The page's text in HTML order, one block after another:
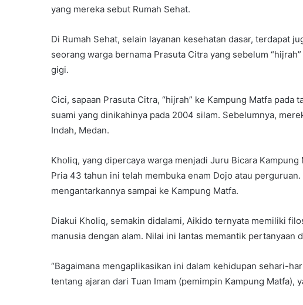
yang mereka sebut Rumah Sehat.
Di Rumah Sehat, selain layanan kesehatan dasar, terdapat
seorang warga bernama Prasuta Citra yang sebelum
gigi.
Cici, sapaan Prasuta Citra, “hijrah” ke Kampung Matfa pada
suami yang dinikahinya pada 2004 silam. Sebelumnya,
Indah, Medan.
Kholiq, yang dipercaya warga menjadi Juru Bicara
Pria 43 tahun ini telah membuka enam Dojo atau
mengantarkannya sampai ke Kampung Matfa.
Diakui Kholiq, semakin didalami, Aikido ternyata memiliki
manusia dengan alam. Nilai ini lantas memantik pertanyaan
“Bagaimana mengaplikasikan ini dalam kehidupan sehari-
tentang ajaran dari Tuan Imam (pemimpin Kampung Matfa),